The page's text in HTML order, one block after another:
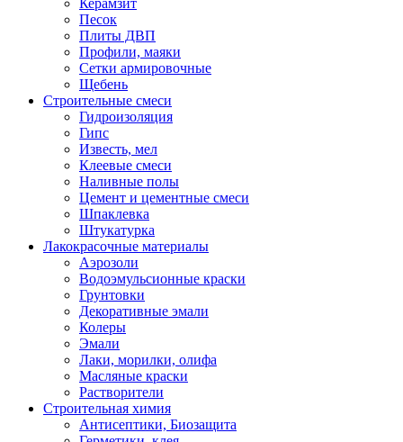
Керамзит
Песок
Плиты ДВП
Профили, маяки
Сетки армировочные
Щебень
Строительные смеси
Гидроизоляция
Гипс
Известь, мел
Клеевые смеси
Наливные полы
Цемент и цементные смеси
Шпаклевка
Штукатурка
Лакокрасочные материалы
Аэрозоли
Водоэмульсионные краски
Грунтовки
Декоративные эмали
Колеры
Эмали
Лаки, морилки, олифа
Масляные краски
Растворители
Строительная химия
Антисептики, Биозащита